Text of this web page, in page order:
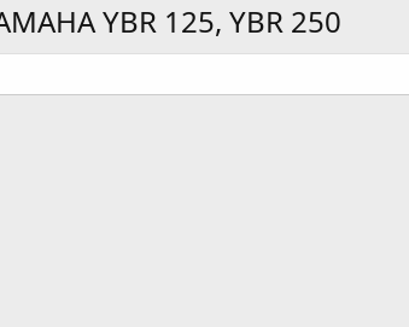
YBR 125, YBR 250